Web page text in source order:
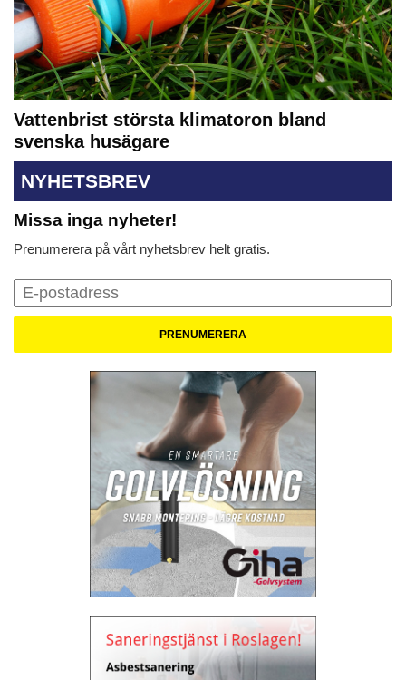
Vattenbrist största klimatoron bland
svenska husägare
NYHETSBREV
Missa inga nyheter!
Prenumerera på vårt nyhetsbrev helt gratis.